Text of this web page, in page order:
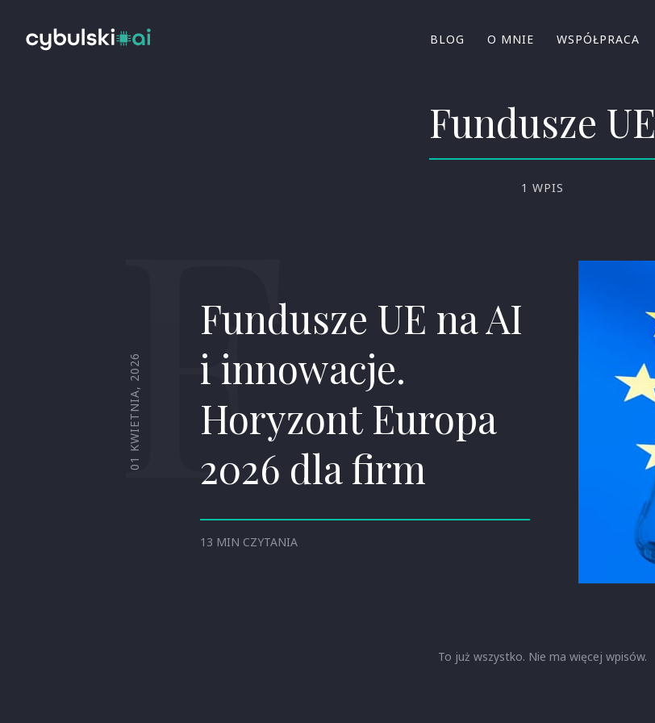
BLOG O MNIE WSPÓŁPRACA
Fundusze UE
1 WPIS
01 KWIETNIA, 2026
F
Fundusze UE na AI
i innowacje.
Horyzont Europa
2026 dla firm
13 MIN CZYTANIA
To już wszystko. Nie ma więcej wpisów.